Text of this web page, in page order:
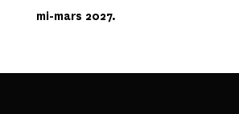
mi-mars 2027.